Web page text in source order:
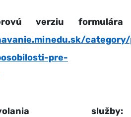
verziu formulára
pre-
služby: